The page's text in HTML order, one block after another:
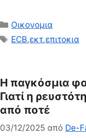
Κατηγορίες
Οικονομια
Ετικέτες
ECB,εκτ,επιτοκια
Η παγκόσμια
Γιατί η
από ποτέ
03/12/2025 από De-